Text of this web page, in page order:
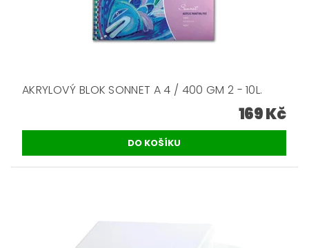
AKRYLOVÝ BLOK SONNET A 4 / 400 GM 2 - 10L.
169 Kč